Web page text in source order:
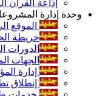
إذاعة القرآن
وحدة إدارة
الموقع
خريطة
الدورات
الجهات
إدارة
إنطلاق